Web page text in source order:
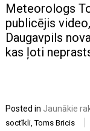
Meteorologs
publicējis
Daugavpils
kas ļoti
Posted in Jaunākie
soctīkli ,Toms Bricis